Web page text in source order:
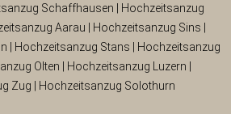
Schaffhausen
Hochzeitsanzug
Aarau Hochzeitsanzug Sins
Hochzeitsanzug Stans
Hochzeitsanzug
Olten Hochzeitsanzug Luzern
Zug
Hochzeitsanzug Solothurn